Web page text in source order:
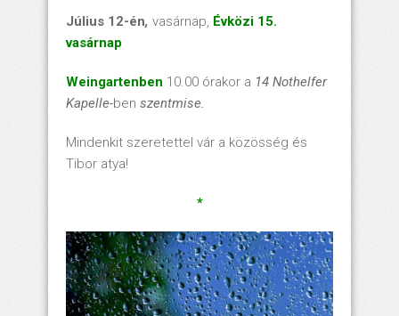
Július 12-én, vasárnap, Évközi 15.
vasárnap
Weingartenben 10.00 órakor a 14 Nothelfer
Kapelle-ben szentmise.
Mindenkit szeretettel vár a közösség és
Tibor atya!
*